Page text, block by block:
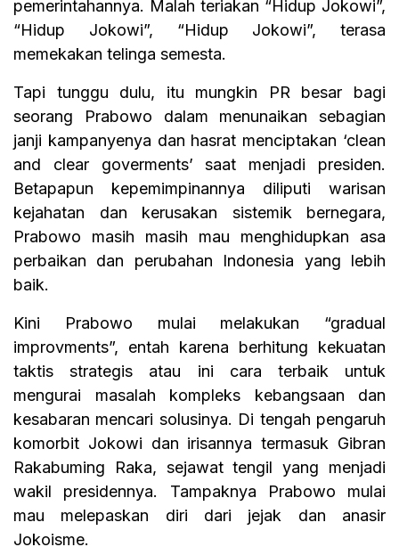
pemerintahannya. Malah teriakan “Hidup Jokowi”,
“Hidup Jokowi”, “Hidup Jokowi”, terasa
memekakan telinga semesta.
Tapi tunggu dulu, itu mungkin PR besar bagi
seorang Prabowo dalam menunaikan sebagian
janji kampanyenya dan hasrat menciptakan ‘clean
and clear goverments’ saat menjadi presiden.
Betapapun kepemimpinannya diliputi warisan
kejahatan dan kerusakan sistemik bernegara,
Prabowo masih masih mau menghidupkan asa
perbaikan dan perubahan Indonesia yang lebih
baik.
Kini Prabowo mulai melakukan “gradual
improvments”, entah karena berhitung kekuatan
taktis strategis atau ini cara terbaik untuk
mengurai masalah kompleks kebangsaan dan
kesabaran mencari solusinya. Di tengah pengaruh
komorbit Jokowi dan irisannya termasuk Gibran
Rakabuming Raka, sejawat tengil yang menjadi
wakil presidennya. Tampaknya Prabowo mulai
mau melepaskan diri dari jejak dan anasir
Jokoisme.